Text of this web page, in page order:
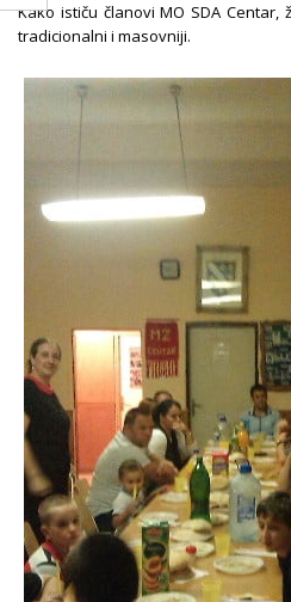
Kako ističu članovi MO SDA
tradicionalni i masovniji.